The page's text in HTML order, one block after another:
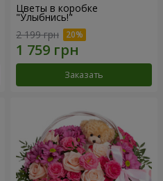
Цветы в коробке
"Улыбнись!"
2 199 грн
Заказать